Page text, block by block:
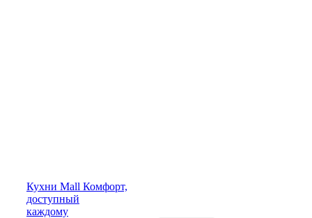
Кухни Mall Комфорт,
доступный
каждому